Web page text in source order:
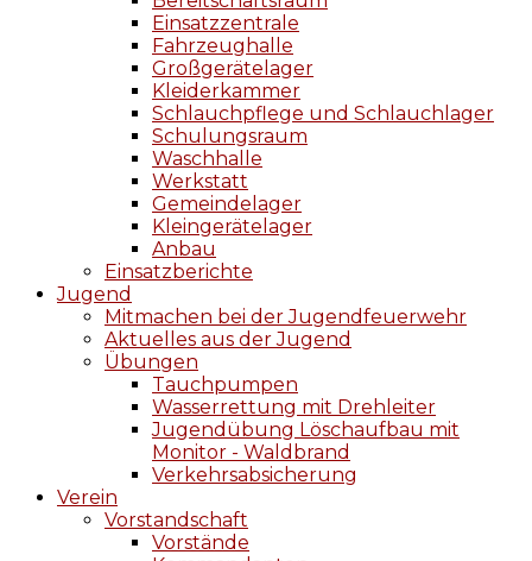
Einsatzzentrale
Fahrzeughalle
Großgerätelager
Kleiderkammer
Schlauchpflege und Schlauchlager
Schulungsraum
Waschhalle
Werkstatt
Gemeindelager
Kleingerätelager
Anbau
Einsatzberichte
Jugend
Mitmachen bei der Jugendfeuerwehr
Aktuelles aus der Jugend
Übungen
Tauchpumpen
Wasserrettung mit Drehleiter
Jugendübung Löschaufbau mit
Monitor - Waldbrand
Verkehrsabsicherung
Verein
Vorstandschaft
Vorstände